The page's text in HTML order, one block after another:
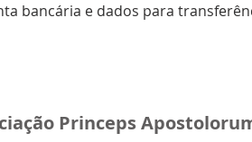
bancária e dados para
Princeps